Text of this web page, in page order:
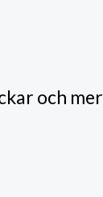
och mer